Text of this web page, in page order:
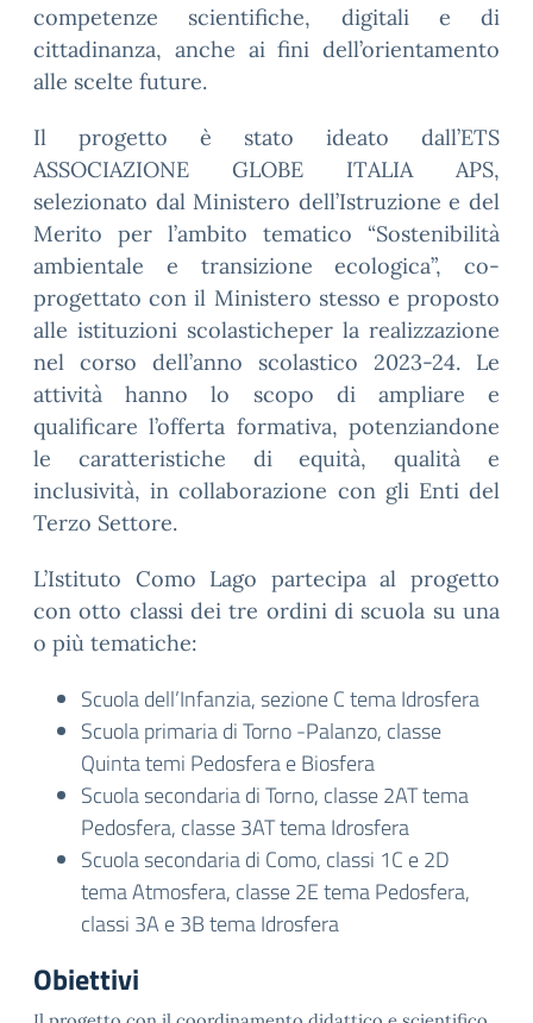
competenze scientifiche, digitali e di
cittadinanza, anche ai fini dell’orientamento
alle scelte future.
Il progetto è stato ideato dall’ETS
ASSOCIAZIONE GLOBE ITALIA APS,
selezionato dal Ministero dell’Istruzione e del
Merito per l’ambito tematico “Sostenibilità
ambientale e transizione ecologica”, co-
progettato con il Ministero stesso e proposto
alle istituzioni scolasticheper la realizzazione
nel corso dell’anno scolastico 2023-24. Le
attività hanno lo scopo di ampliare e
qualificare l’offerta formativa, potenziandone
le caratteristiche di equità, qualità e
inclusività, in collaborazione con gli Enti del
Terzo Settore.
L’Istituto Como Lago partecipa al progetto
con otto classi dei tre ordini di scuola su una
o più tematiche:
Scuola dell’Infanzia, sezione C tema Idrosfera
Scuola primaria di Torno -Palanzo, classe
Quinta temi Pedosfera e Biosfera
Scuola secondaria di Torno, classe 2AT tema
Pedosfera, classe 3AT tema Idrosfera
Scuola secondaria di Como, classi 1C e 2D
tema Atmosfera, classe 2E tema Pedosfera,
classi 3A e 3B tema Idrosfera
Obiettivi